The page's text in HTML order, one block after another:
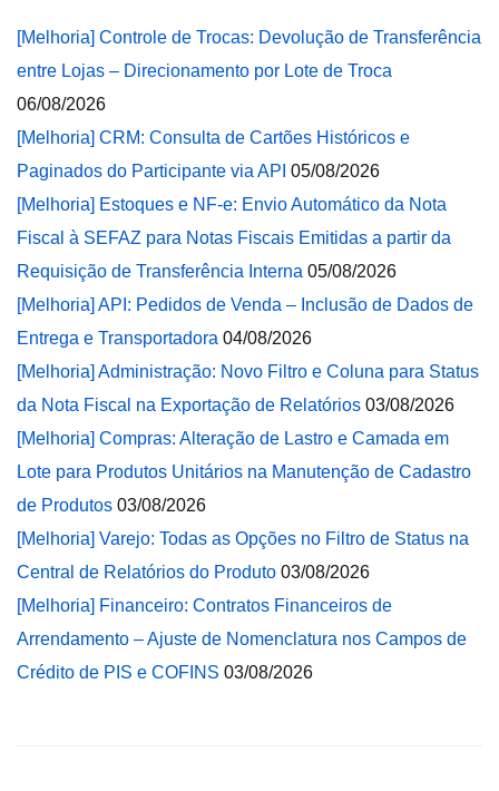
[Melhoria] Controle de Trocas: Devolução de Transferência
entre Lojas – Direcionamento por Lote de Troca
06/08/2026
[Melhoria] CRM: Consulta de Cartões Históricos e
Paginados do Participante via API 05/08/2026
[Melhoria] Estoques e NF-e: Envio Automático da Nota
Fiscal à SEFAZ para Notas Fiscais Emitidas a partir da
Requisição de Transferência Interna 05/08/2026
[Melhoria] API: Pedidos de Venda – Inclusão de Dados de
Entrega e Transportadora 04/08/2026
[Melhoria] Administração: Novo Filtro e Coluna para Status
da Nota Fiscal na Exportação de Relatórios 03/08/2026
[Melhoria] Compras: Alteração de Lastro e Camada em
Lote para Produtos Unitários na Manutenção de Cadastro
de Produtos 03/08/2026
[Melhoria] Varejo: Todas as Opções no Filtro de Status na
Central de Relatórios do Produto 03/08/2026
[Melhoria] Financeiro: Contratos Financeiros de
Arrendamento – Ajuste de Nomenclatura nos Campos de
Crédito de PIS e COFINS 03/08/2026